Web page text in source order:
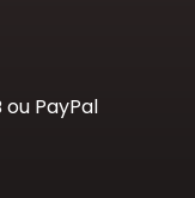
PayPal